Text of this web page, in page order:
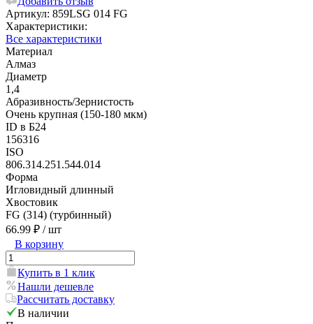
Артикул: 859LSG 014 FG
Характеристики:
Все характеристики
Материал
Алмаз
Диаметр
1,4
Абразивность/Зернистость
Очень крупная (150-180 мкм)
ID в Б24
156316
ISO
806.314.251.544.014
Форма
Игловидный длинный
Хвостовик
FG (314) (турбинный)
66.99 ₽ / шт
В корзину
Купить в 1 клик
Нашли дешевле
Рассчитать доставку
В наличии